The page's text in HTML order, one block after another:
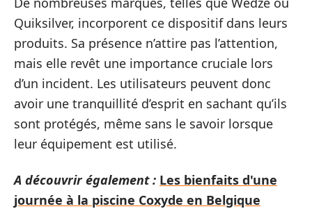
Quiksilver, incorporent ce dispositif dans leurs
produits. Sa présence n’attire pas l’attention,
mais elle revêt une importance cruciale lors
d’un incident. Les utilisateurs peuvent donc
avoir une tranquillité d’esprit en sachant qu’ils
sont protégés, même sans le savoir lorsque
leur équipement est utilisé.
A découvrir également : Les bienfaits d'une
journée à la piscine Coxyde en Belgique